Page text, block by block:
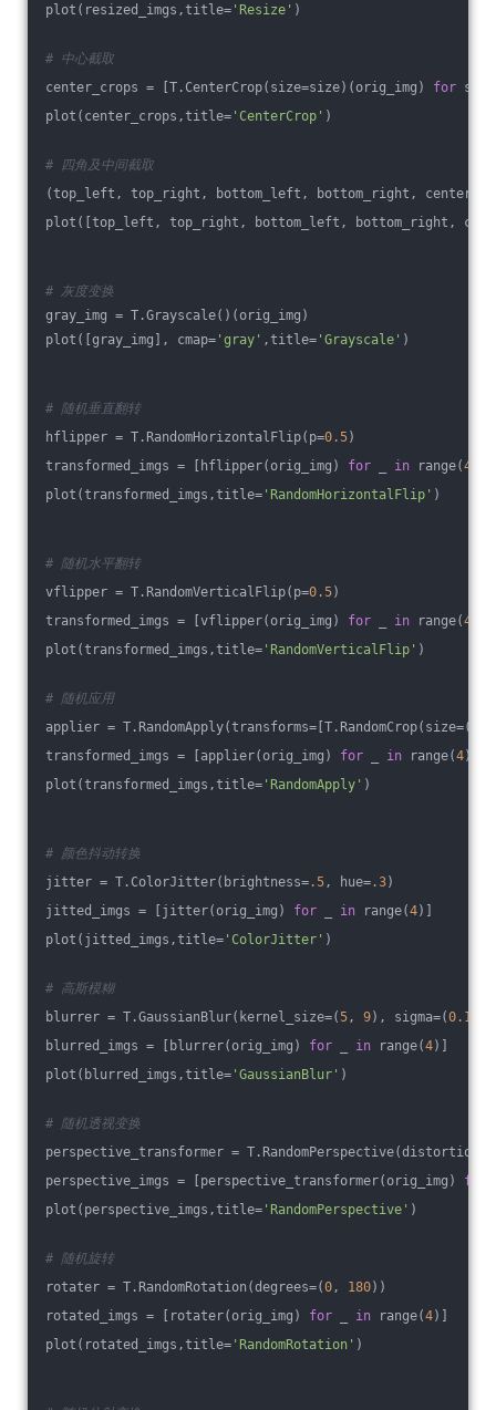
plot(resized_imgs,title= 'Resize' )
# 中心截取
center_crops = [T.CenterCrop(size=size)(orig_img) for
plot(center_crops,title= 'CenterCrop' )
# 四角及中间截取
(top_left, top_right, bottom_left, bottom_right, center) =
plot([top_left, top_right, bottom_left, bottom_right,
# 灰度变换
gray_img = T.Grayscale()(orig_img)
plot([gray_img], cmap= 'gray' ,title= 'Grayscale' )
# 随机垂直翻转
hflipper = T.RandomHorizontalFlip(p=0.5)
transformed_imgs = [hflipper(orig_img) for in range(4
plot(transformed_imgs,title= 'RandomHorizontalFlip' )
# 随机水平翻转
vflipper = T.RandomVerticalFlip(p=0.5)
transformed_imgs = [vflipper(orig_img) for in range(4
plot(transformed_imgs,title= 'RandomVerticalFlip' )
# 随机应用
applier = T.RandomApply(transforms=[T.RandomCrop(size=(
transformed_imgs = [applier(orig_img) for in range(4)]
plot(transformed_imgs,title= 'RandomApply' )
# 颜色抖动转换
jitter = T.ColorJitter(brightness=.5 , hue=.3)
jitted_imgs = [jitter(orig_img) for in range(4)]
plot(jitted_imgs,title= 'ColorJitter' )
# 高斯模糊
blurrer = T.GaussianBlur(kernel_size=(5 , 9), sigma=(0.1
blurred_imgs = [blurrer(orig_img) for in range(4)]
plot(blurred_imgs,title= 'GaussianBlur' )
# 随机透视变换
perspective_transformer =
perspective_imgs = [perspective_transformer(orig_img) for
plot(perspective_imgs,title= 'RandomPerspective' )
# 随机旋转
rotater = T.RandomRotation(degrees=(0 , 180))
rotated_imgs = [rotater(orig_img) for in range(4)]
plot(rotated_imgs,title= 'RandomRotation' )